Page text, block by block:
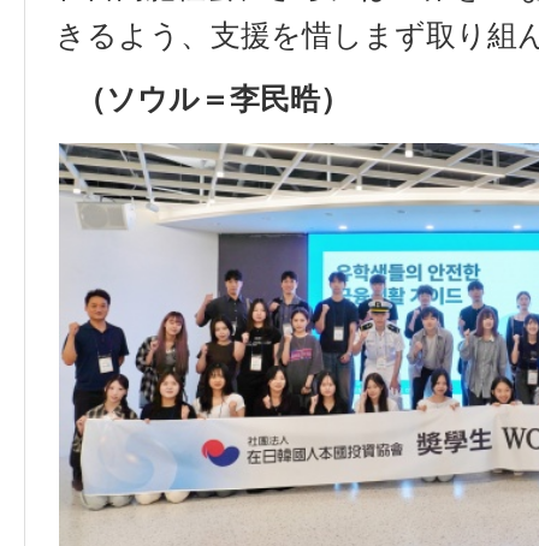
きるよう、支援を惜しまず取り組
（ソウル＝李民晧）